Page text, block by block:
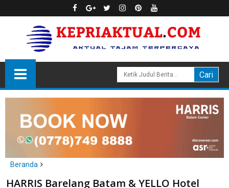
Beranda
HARRIS Barelang Batam & YELLO Hotel